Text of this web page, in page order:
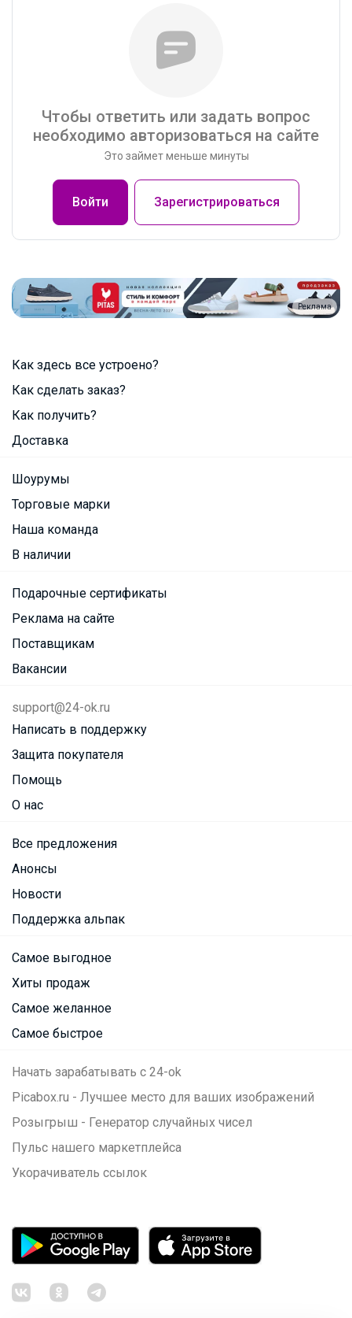
Чтобы ответить или задать вопрос
необходимо авторизоваться на сайте
Это займет меньше минуты
Войти Зарегистрироваться
Реклама
Как здесь все устроено?
Как сделать заказ?
Как получить?
Доставка
Шоурумы
Торговые марки
Наша команда
В наличии
Подарочные сертификаты
Реклама на сайте
Поставщикам
Вакансии
support@24-ok.ru
Написать в поддержку
Защита покупателя
Помощь
О нас
Все предложения
Анонсы
Новости
Поддержка альпак
Самое выгодное
Хиты продаж
Самое желанное
Самое быстрое
Начать зарабатывать с 24-ok
Picabox.ru - Лучшее место для ваших изображений
Розыгрыш - Генератор случайных чисел
Пульс нашего маркетплейса
Укорачиватель ссылок